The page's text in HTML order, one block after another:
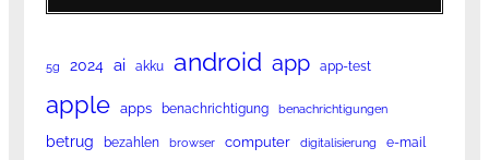
5g 2024 ai akku android app app-test
apple apps benachrichtigung benachrichtigungen
betrug bezahlen browser computer digitalisierung e-mail